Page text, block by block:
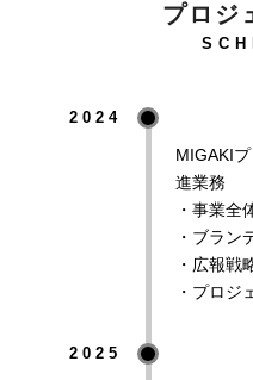
プロジ
2024
MIGAKI
進業務
・事業全
・ブラン
・広報戦
・プロジ
2025